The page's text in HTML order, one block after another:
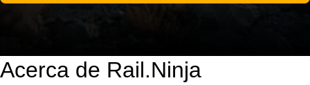
Acerca de Rail.Ninja